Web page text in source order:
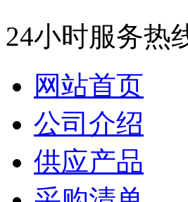
24小时服务热
网站首页
公司介绍
供应产品